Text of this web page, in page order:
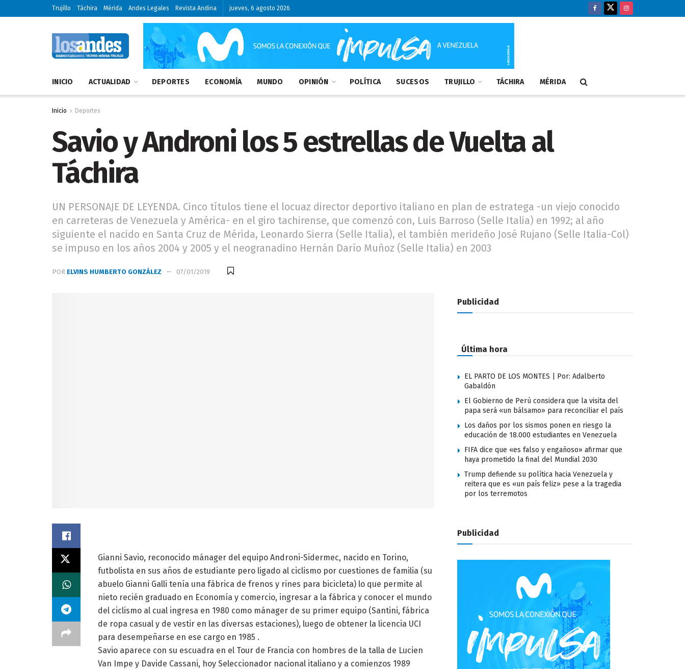
Trujillo Táchira Mérida Andes Legales Revista Andina jueves, 6 agosto 2026
INICIO ACTUALIDAD DEPORTES ECONOMÍA MUNDO OPINIÓN POLÍTICA SUCESOS TRUJILLO TÁCHIRA MÉRIDA
Inicio Deportes
Savio y Androni los 5 estrellas de Vuelta al
Táchira
UN PERSONAJE DE LEYENDA. Cinco títulos tiene el locuaz director deportivo italiano en plan de estratega -un viejo conocido
en carreteras de Venezuela y América- en el giro tachirense, que comenzó con, Luis Barroso (Selle Italia) en 1992; al año
siguiente el nacido en Santa Cruz de Mérida, Leonardo Sierra (Selle Italia), el también merideño José Rujano (Selle Italia-Col)
se impuso en los años 2004 y 2005 y el neogranadino Hernán Darío Muñoz (Selle Italia) en 2003
POR ELVINS HUMBERTO GONZÁLEZ 07/01/2019
Gianni Savio, reconocido mánager del equipo Androni-Sidermec, nacido en Torino,
futbolista en sus años de estudiante pero ligado al ciclismo por cuestiones de familia (su
abuelo Gianni Galli tenía una fábrica de frenos y rines para bicicleta) lo que permite al
nieto recién graduado en Economía y comercio, ingresar a la fábrica y conocer el mundo
del ciclismo al cual ingresa en 1980 como mánager de su primer equipo (Santini, fábrica
de ropa casual y de vestir en las diversas estaciones), luego de obtener la licencia UCI
para desempeñarse en ese cargo en 1985 .
Savio aparece con su escuadra en el Tour de Francia con hombres de la talla de Lucien
Van Impe y Davide Cassani, hoy Seleccionador nacional italiano y a comienzos 1989
Publicidad
Última hora
EL PARTO DE LOS MONTES | Por: Adalberto
Gabaldón
El Gobierno de Perú considera que la visita del
papa será «un bálsamo» para reconciliar el país
Los daños por los sismos ponen en riesgo la
educación de 18.000 estudiantes en Venezuela
FIFA dice que «es falso y engañoso» afirmar que
haya prometido la final del Mundial 2030
Trump defiende su política hacia Venezuela y
reitera que es «un país feliz» pese a la tragedia
por los terremotos
Publicidad